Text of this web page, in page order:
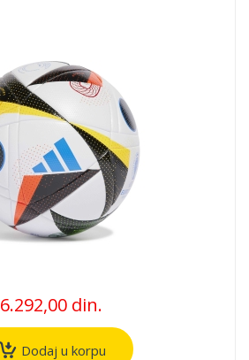
6.292,00 din.
Dodaj u korpu